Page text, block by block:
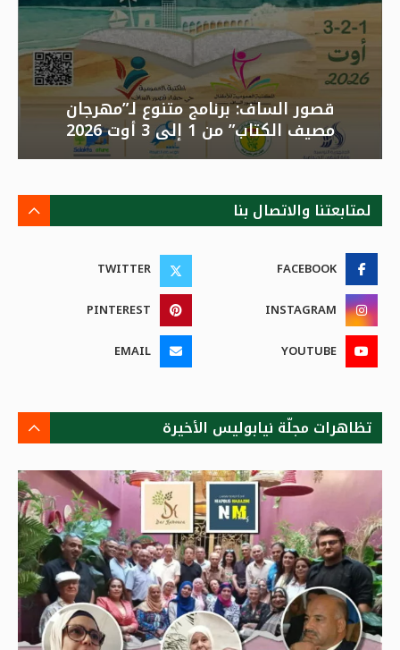
قصور الساف: برنامج متنوع لـ”مهرجان
مصيف الكتاب” من 1 إلى 3 أوت 2026
لمتابعتنا والاتصال بنا
FACEBOOK
TWITTER
INSTAGRAM
PINTEREST
YOUTUBE
EMAIL
تظاهرات مجلّة نيابوليس الأخيرة